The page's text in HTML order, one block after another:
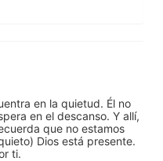
en la quietud. Él no
en el descanso. Y allí,
que no estamos
Dios está presente.
ti.